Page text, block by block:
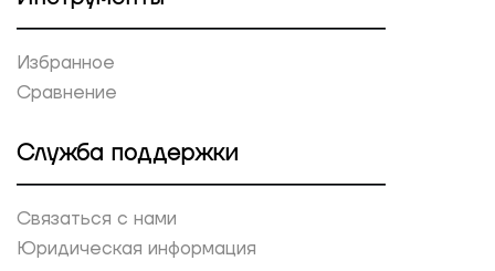
Избранное
Сравнение
Служба поддержки
Связаться с нами
Юридическая информация